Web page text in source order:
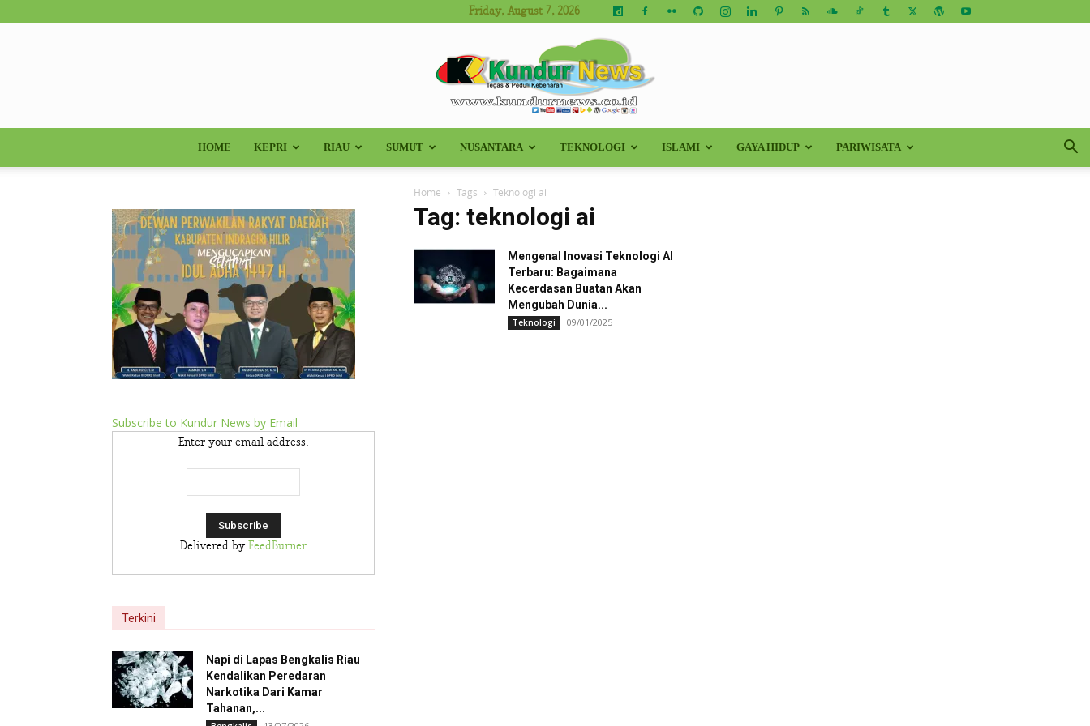
Friday, August 7, 2026
Kundur
News
HOME KEPRI RIAU SUMUT NUSANTARA TEKNOLOGI ISLAMI GAYA HIDUP PARIWISATA
Home Tags Teknologi ai
Tag: teknologi ai
Mengenal Inovasi Teknologi AI
Terbaru: Bagaimana
Kecerdasan Buatan Akan
Mengubah Dunia...
Teknologi 09/01/2025
Subscribe to Kundur News by Email
Enter your email address:
Delivered by FeedBurner
Terkini
Napi di Lapas Bengkalis Riau
Kendalikan Peredaran
Narkotika Dari Kamar
Tahanan,...